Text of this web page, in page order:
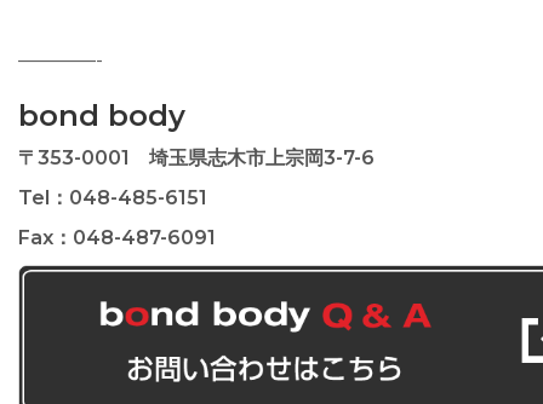
————-
bond body
〒353-0001 埼玉県志木市上宗岡3-7-6
Tel：048-485-6151
Fax：048-487-6091